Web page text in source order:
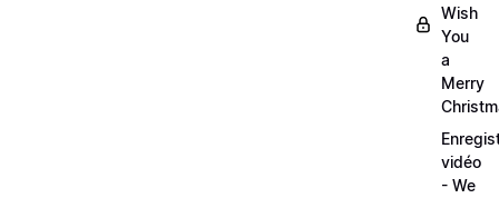
Wish
You
a
Merry
vidéo
- We